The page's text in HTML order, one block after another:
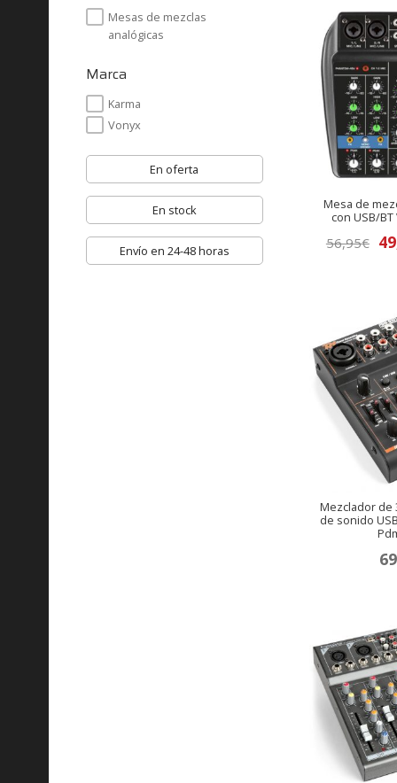
Mesa de
con USB/
56,95€ El
Mezclador de
de sonido
Mesas de mezclas
analógicas
Marca
Karma
Vonyx
En oferta
En stock
Envío en 24-48 horas